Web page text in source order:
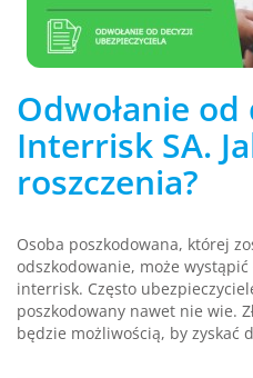
Odwołanie od
Interrisk SA.
roszczenia?
Osoba poszkodowana, której
odszkodowanie, może
interrisk. Często
poszkodowany nawet nie wie.
będzie możliwością, by zyskać